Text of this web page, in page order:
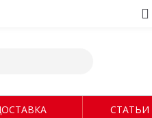
СТАТЬИ